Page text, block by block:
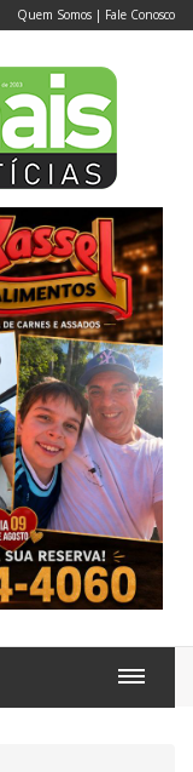
Quem Somos | Fale Conosco